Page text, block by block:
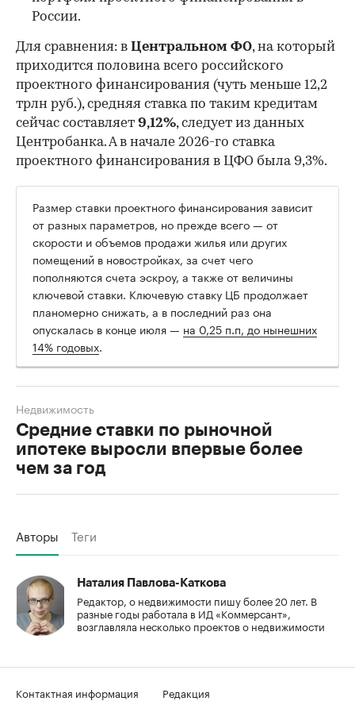
России.
Для сравнения: в Центральном ФО, на который
приходится половина всего российского
проектного финансирования (чуть меньше 12,2
трлн руб.), средняя ставка по таким кредитам
сейчас составляет 9,12%, следует из данных
Центробанка. А в начале 2026-го ставка
проектного финансирования в ЦФО была 9,3%.
Размер ставки проектного финансирования зависит
от разных параметров, но прежде всего — от
скорости и объемов продажи жилья или других
помещений в новостройках, за счет чего
пополняются счета эскроу, а также от величины
ключевой ставки. Ключевую ставку ЦБ продолжает
планомерно снижать, а в последний раз она
опускалась в конце июля — на 0,25 п.п, до нынешних
14% годовых.
Средние ставки по рыночной
ипотеке выросли впервые более
чем за год
Недвижимость
Авторы Теги
Наталия Павлова-Каткова
Редактор, о недвижимости пишу более 20 лет. В
разные годы работала в ИД «Коммерсант»,
возглавляла несколько проектов о недвижимости
Контактная информация
Редакция